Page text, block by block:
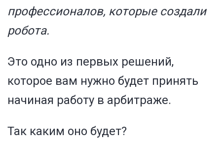
профессионалов, которые создали
робота.
Это одно из первых решений,
которое вам нужно будет принять
начиная работу в арбитраже.
Так каким оно будет?